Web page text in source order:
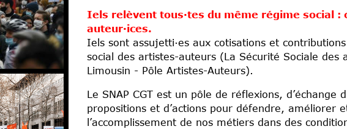
Iels relèvent tous·tes du même régime social :
auteur·ices.
Iels sont assujetti·es aux cotisations et
social des artistes-auteurs (La Sécurité Sociale des
Limousin - Pôle Artistes-Auteurs).
Le SNAP CGT est un pôle de réflexions, d’échange
propositions et d’actions pour défendre, améliorer
l’accomplissement de nos métiers dans des